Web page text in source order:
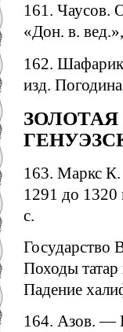
161. Чаусов.
«Дон. в.
162.
изд.
163. Маркс
1291 до
с.
Государство
Походы татар
Падение
164. Азов. —